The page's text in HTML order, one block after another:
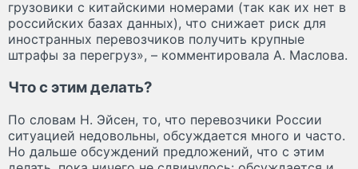
грузовики с китайскими номерами (так как их нет в
российских базах данных), что снижает риск для
иностранных перевозчиков получить крупные
штрафы за перегруз», – комментировала А. Маслова.
Что с этим делать?
По словам Н. Эйсен, то, что перевозчики России
ситуацией недовольны, обсуждается много и часто.
Но дальше обсуждений предложений, что с этим